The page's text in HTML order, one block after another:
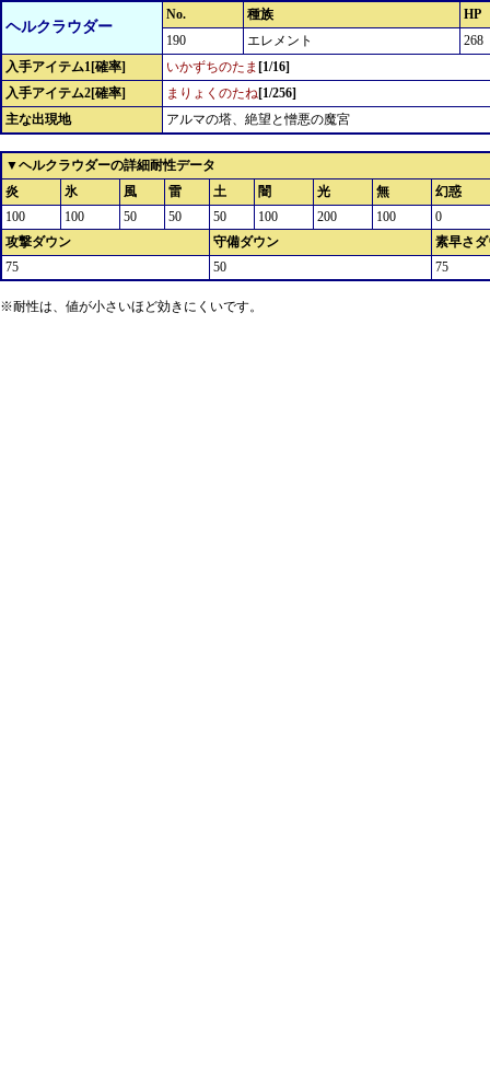
ヘルクラウダー
No. 種族
HP
190
エレメント
268
入手アイテム1[確率]
いかずちのたま [1/16]
入手アイテム2[確率]
まりょくのたね[1/256]
主な出現地
アルマの塔、絶望と憎悪の魔宮
▼ヘルクラウダーの詳細耐性データ
炎
氷 風 雷 土 闇 光 無
幻惑
100
100 50 50 50 100 200 100
0
攻撃ダウン
守備ダウン
素早さ
75
50 75
※耐性は、値が小さいほど効きにくいです。